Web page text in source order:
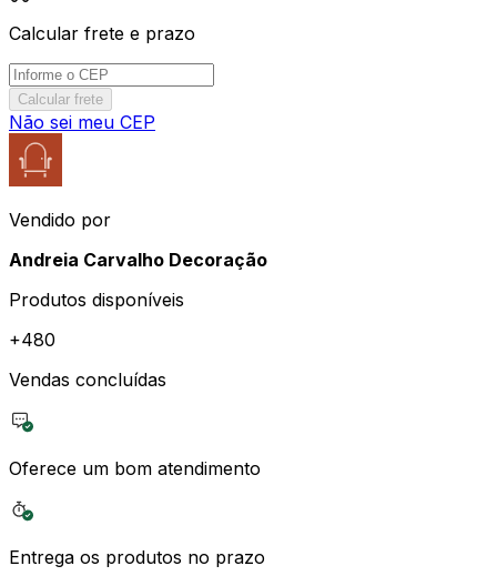
Calcular frete e prazo
Calcular frete
Não sei meu CEP
Vendido por
Andreia Carvalho Decoração
Produtos disponíveis
+480
Vendas concluídas
Oferece um bom atendimento
Entrega os produtos no prazo